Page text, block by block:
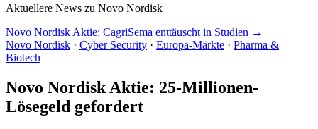
Aktuellere News zu Novo Nordisk
Novo Nordisk Aktie: CagriSema enttäuscht in Studien →
Novo Nordisk · Cyber Security · Europa-Märkte · Pharma &
Biotech
Novo Nordisk Aktie: 25-Millionen-
Lösegeld gefordert